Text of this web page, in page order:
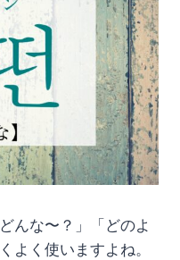
んな〜？」「どのよ
よく使いますよね。